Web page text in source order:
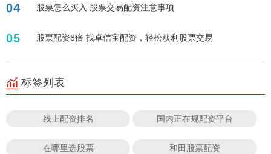
04 股票怎么买入 股票交易配资注意事项
05 股票配资8倍 找卓信宝配资，轻松获利股票交易
标签列表
线上配资排名 国内正在规配资平台
在哪里选股票 和田股票配资